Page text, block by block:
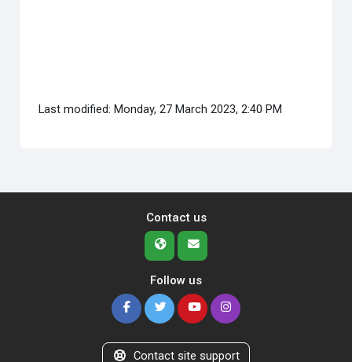
Last modified: Monday, 27 March 2023, 2:40 PM
Contact us
Follow us
Contact site support